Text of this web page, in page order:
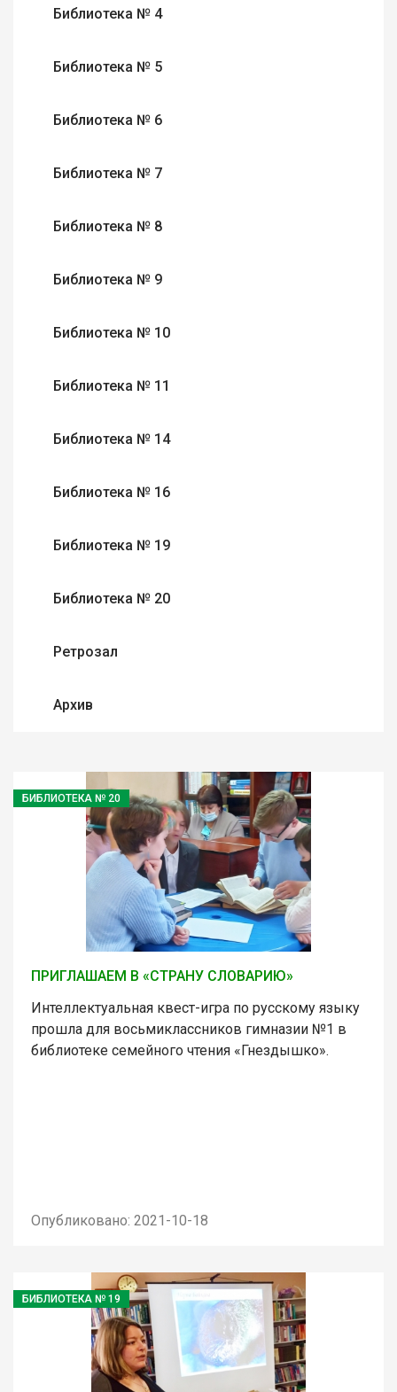
Библиотека № 4
Библиотека № 5
Библиотека № 6
Библиотека № 7
Библиотека № 8
Библиотека № 9
Библиотека № 10
Библиотека № 11
Библиотека № 14
Библиотека № 16
Библиотека № 19
Библиотека № 20
Ретрозал
Архив
БИБЛИОТЕКА № 20
ПРИГЛАШАЕМ В «СТРАНУ СЛОВАРИЮ»
Интеллектуальная квест-игра по русскому языку
прошла для восьмиклассников гимназии №1 в
библиотеке семейного чтения «Гнездышко».
Опубликовано: 2021-10-18
БИБЛИОТЕКА № 19